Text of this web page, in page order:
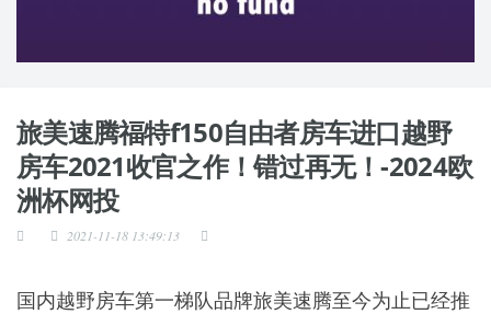
旅美速腾福特f150自由者房车进口越野
房车2021收官之作！错过再无！-2024欧
洲杯网投
2021-11-18 13:49:13
国内越野房车第一梯队品牌旅美速腾至今为止已经推